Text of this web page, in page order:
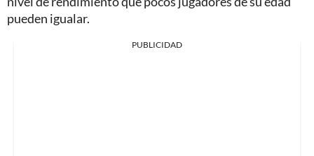
pueden igualar.
PUBLICIDAD